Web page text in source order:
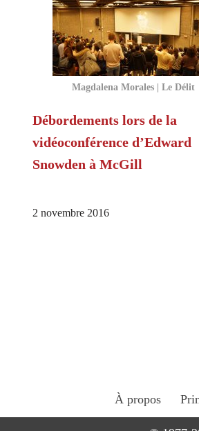
Magdalena Morales | Le Délit
Débordements lors de la
vidéoconférence d’Edward
Snowden à McGill
2 novembre 2016
À propos